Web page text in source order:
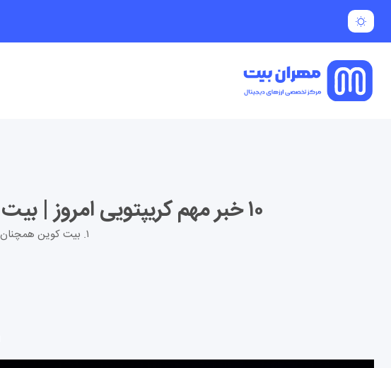
۱۰ خبر مهم کریپتویی امروز | بیت کوین در نبرد با ۶۰ هزار دلار، بازار در انتظار جرقه بعدی